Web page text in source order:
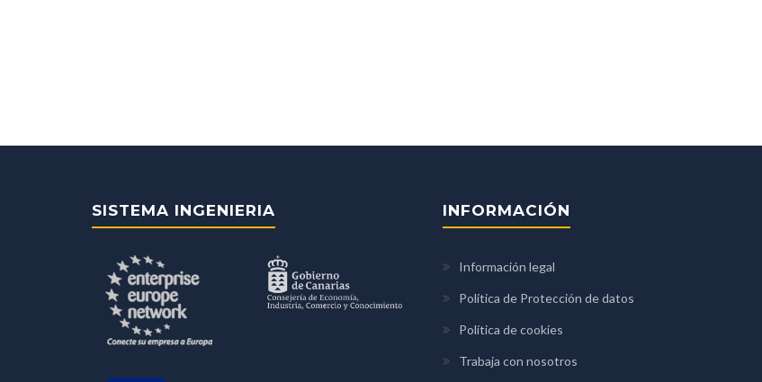
SISTEMA INGENIERIA INFORMACIÓN
Información legal
Política de Protección de datos
Política de cookies
Trabaja con nosotros